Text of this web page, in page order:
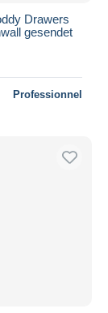
Drawers
gesendet
Professionnel